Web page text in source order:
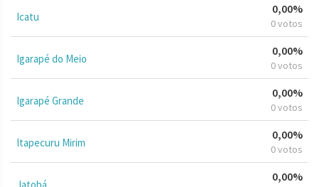
Icatu
0,00%
0 votos
Igarapé do Meio
0,00%
0 votos
Igarapé Grande
0,00%
0 votos
Itapecuru Mirim
0,00%
0 votos
0,00%